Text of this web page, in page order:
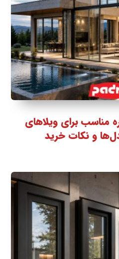
مناسب برای ویلاهای
و نکات خرید